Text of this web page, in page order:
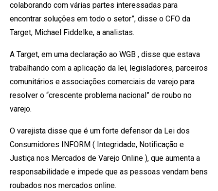
colaborando com várias partes interessadas para
encontrar soluções em todo o setor”, disse o CFO da
Target, Michael Fiddelke, a analistas.
A Target, em uma declaração ao WGB , disse que estava
trabalhando com a aplicação da lei, legisladores, parceiros
comunitários e associações comerciais de varejo para
resolver o “crescente problema nacional” de roubo no
varejo.
O varejista disse que é um forte defensor da Lei dos
Consumidores INFORM ( Integridade, Notificação e
Justiça nos Mercados de Varejo Online ), que aumenta a
responsabilidade e impede que as pessoas vendam bens
roubados nos mercados online.